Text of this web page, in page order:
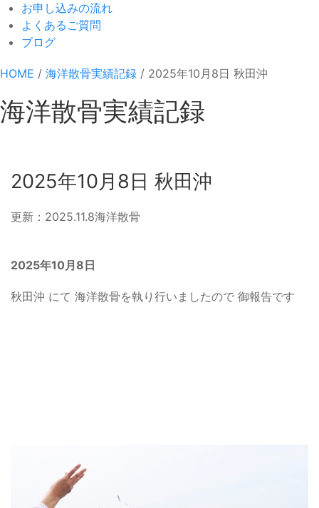
お申し込みの流れ
よくあるご質問
ブログ
HOME / 海洋散骨実績記録 / 2025年10月8日 秋田沖
海洋散骨実績記録
2025年10月8日 秋田沖
更新：2025.11.8海洋散骨
2025年10月8 日
秋田沖 にて 海洋散骨を執り行いましたので 御報告です